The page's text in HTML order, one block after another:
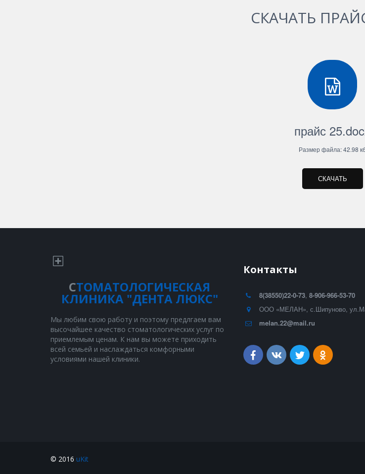
СКАЧАТЬ
прайс
Размер файла: 42.98
СКАЧАТЬ
СТОМАТОЛОГИЧЕСКАЯ
КЛИНИКА "ДЕНТА ЛЮКС"
Мы любим свою работу и поэтому предлгаем вам
высочайшее качество стоматологических услуг по
приемлемым ценам. К нам вы можете приходить
всей семьей и наслаждаться комфорными
условиями нашей клиники.
Контакты
8(38550)22-0-73, 8-906-966-53-70
ООО «МЕЛАН», с.Шипуново,
melan.22@mail.ru
© 2016 uKit